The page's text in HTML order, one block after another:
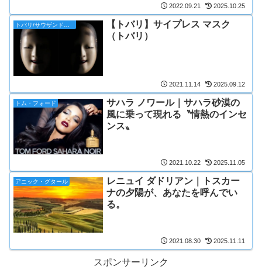
2022.09.21 2025.10.25
トバリ/サウザンドカラーズ
【トバリ】サイプレス マスク
（トバリ）
2021.11.14 2025.09.12
トム・フォード
サハラ ノワール｜サハラ砂漠の
風に乗って現れる〝情熱のインセ
ンス〟
2021.10.22 2025.11.05
アニック・グタール
レニュイ ダドリアン｜トスカー
ナの夕陽が、あなたを呼んでい
る。
2021.08.30 2025.11.11
スポンサーリンク